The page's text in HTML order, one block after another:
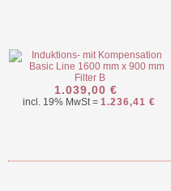
1.039,00 €
incl. 19% MwSt = 1.236,41 €